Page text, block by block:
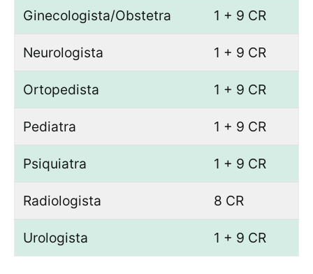
Ginecologista/Obstetra 1 + 9 CR
Neurologista 1 + 9 CR
Ortopedista 1 + 9 CR
Pediatra 1 + 9 CR
Psiquiatra 1 + 9 CR
Radiologista 8 CR
Urologista 1 + 9 CR